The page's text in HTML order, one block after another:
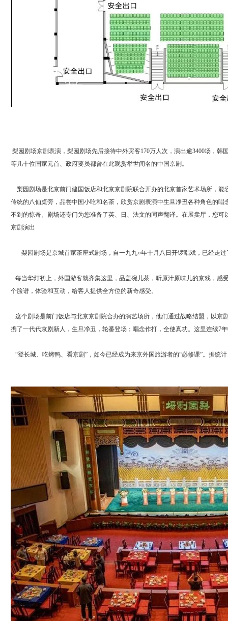
梨园剧场京剧表演，梨园剧场先后接待中外宾客170万人次，演出逾3400场，
等几十位国家元首、政府要员都曾在此观赏举世闻名的中国京剧。
梨园剧场是北京前门建国饭店和北京京剧院联合开办的北京首家艺术场所，
传统的八仙桌旁，品尝中国小吃和名茶，欣赏京剧表演中生旦净丑各种角色的
不到的惊奇。剧场还专门为您准备了英、日、法文的同声翻译。在展卖厅，您
京剧演出
梨园剧场是京城首家茶座式剧场，自一九九○年十月八日开锣唱戏，已经走
每当华灯初上，外国游客就齐集这里，品盖碗儿茶，听原汁原味儿的京戏，感
个脸谱，体验和互动，给客人提供全方位的新奇感受。
这个剧场是前门饭店与北京京剧院合办的演艺场所，他们通过战略结盟，以
携了一代代京剧新人，生旦净丑，轮番登场；唱念作打，全使真功。这里连续7
“登长城、吃烤鸭、看京剧”，如今已经成为来京外国旅游者的“必修课”。据统